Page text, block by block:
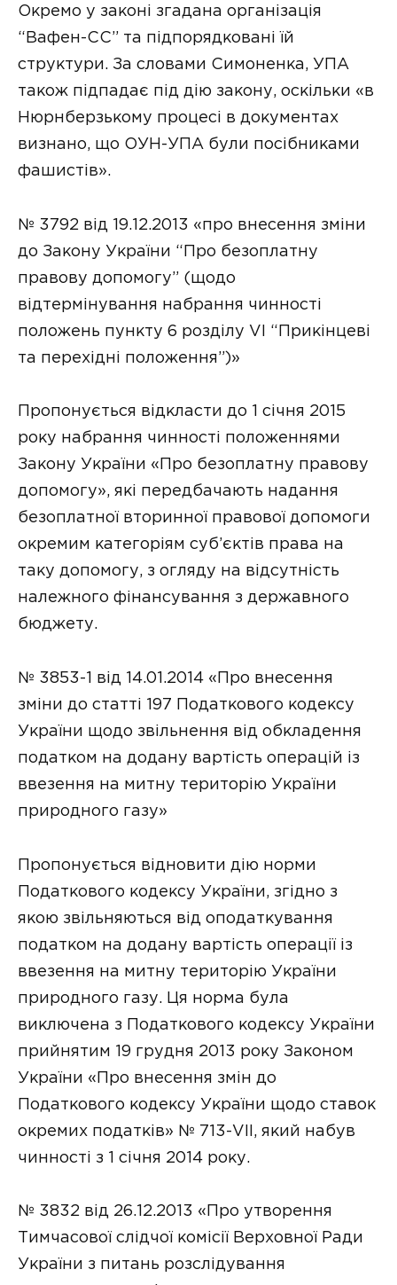
Окремо у законі згадана організація
“Вафен-СС” та підпорядковані їй
структури. За словами Симоненка, УПА
також підпадає під дію закону, оскільки «в
Нюрнберзькому процесі в документах
визнано, що ОУН-УПА були посібниками
фашистів».
№ 3792 від 19.12.2013 «про внесення зміни
до Закону України “Про безоплатну
правову допомогу” (щодо
відтермінування набрання чинності
положень пункту 6 розділу VI “Прикінцеві
та перехідні положення”)»
Пропонується відкласти до 1 січня 2015
року набрання чинності положеннями
Закону України «Про безоплатну правову
допомогу», які передбачають надання
безоплатної вторинної правової допомоги
окремим категоріям суб’єктів права на
таку допомогу, з огляду на відсутність
належного фінансування з державного
бюджету.
№ 3853-1 від 14.01.2014 «Про внесення
зміни до статті 197 Податкового кодексу
України щодо звільнення від обкладення
податком на додану вартість операцій із
ввезення на митну територію України
природного газу»
Пропонується відновити дію норми
Податкового кодексу України, згідно з
якою звільняються від оподаткування
податком на додану вартість операції із
ввезення на митну територію України
природного газу. Ця норма була
виключена з Податкового кодексу України
прийнятим 19 грудня 2013 року Законом
України «Про внесення змін до
Податкового кодексу України щодо ставок
окремих податків» № 713-VII, який набув
чинності з 1 січня 2014 року.
№ 3832 від 26.12.2013 «Про утворення
Тимчасової слідчої комісії Верховної Ради
України з питань розслідування